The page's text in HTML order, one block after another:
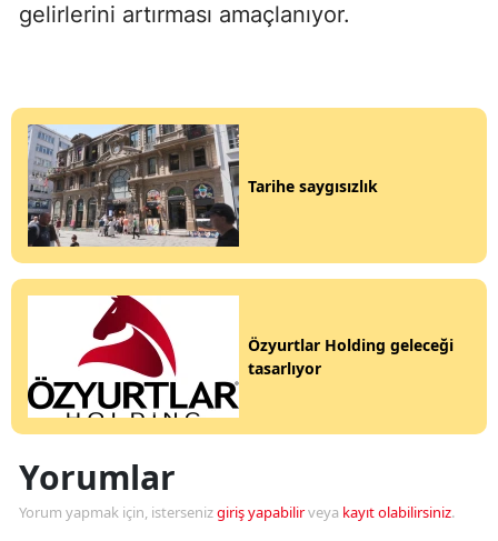
gelirlerini artırması amaçlanıyor.
Tarihe saygısızlık
Özyurtlar Holding geleceği
tasarlıyor
Yorumlar
Yorum yapmak için, istersenizgiriş yapabilirveya kayıt olabilirsiniz.